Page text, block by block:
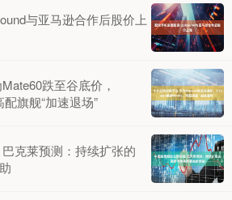
与亚马逊合作后股价上
跌至谷底价，
旗舰“加速退场”
克莱预测：持续扩张的